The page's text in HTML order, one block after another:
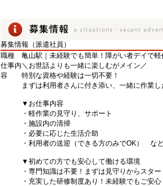
募集情報（派遣社員）
職種
亀山駅｜未経験でも簡単！障がい者デイで
仕事内
容
＼お世話よりも一緒に楽しむがメイン／
特別な資格や経験は一切不要！
まずは利用者さんに付き添い、一緒に作業
▼お仕事内容
・軽作業の見守り、サポート
・施設内の清掃
・必要に応じた生活介助
・利用者の送迎（できる方のみでOK） な
▼初めての方でも安心して働ける環境
・専門知識は不要！まずは見守りからスタ
・充実した研修制度あり！未経験でもご安心